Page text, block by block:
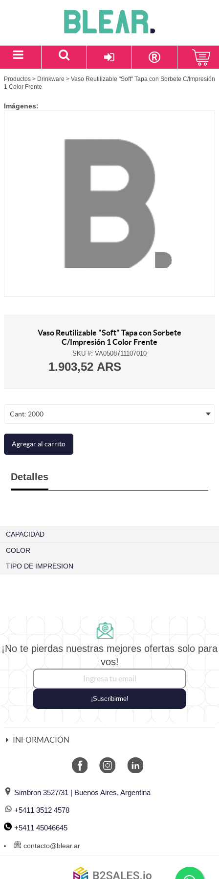
Productos > Drinkware > Vaso Reutilizable "Soft" Tapa con Sorbete C/Impresión
1 Color Frente
Imágenes:
Vaso Reutilizable "Soft" Tapa con Sorbete
C/Impresión 1 Color Frente
SKU #: VA0508711107010
1.903,52 ARS
Cant: 2000
Agregar al carrito
Detalles
CAPACIDAD
COLOR
TIPO DE IMPRESION
¡No te pierdas nuestras mejores ofertas solo para
vos!
¡Suscribirme!
INFORMACIÓN
Simbron 3527/31 | Buenos Aires, Argentina
+5411 3512 4578
+5411 45046645
contacto@blear.ar